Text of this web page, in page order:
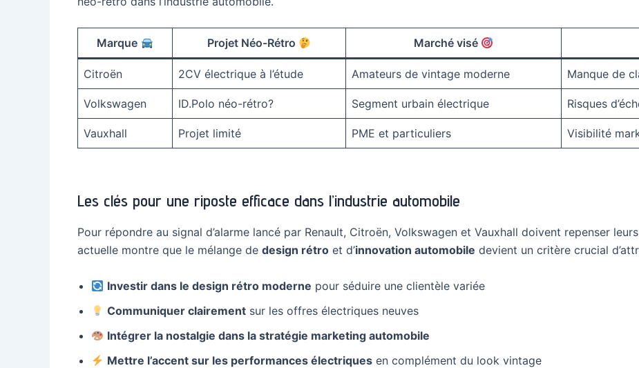
Marque Projet Néo-Rétro Marché visé
Citroën 2CV électrique à l’étude Amateurs de vintage moderne Manque de
Volkswagen ID.Polo néo-rétro? Segment urbain électrique Risques
Vauxhall Projet limité PME et particuliers Visibilité
Les clés pour une riposte efficace dans l’industrie automobile
Pour répondre au signal d’alarme lancé par Renault, Citroën, Volkswagen et Vauxhall doivent repenser
actuelle montre que le mélange de design rétro et d’innovation automobile devient un critère crucial
Investir dans le design rétro moderne pour séduire une clientèle variée
Communiquer clairement sur les offres électriques neuves
Intégrer la nostalgie dans la stratégie marketing automobile
Mettre l’accent sur les performances électriques en complément du look vintage